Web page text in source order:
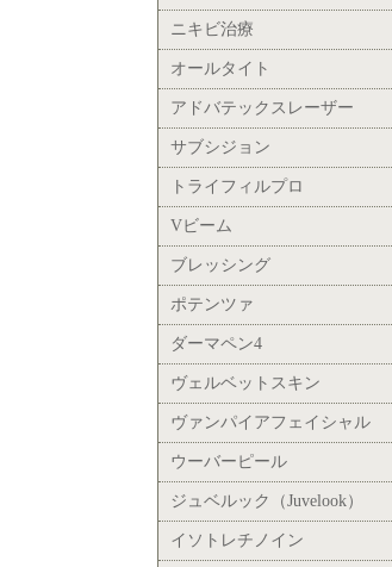
ニキビ治療
オールタイト
アドバテックスレーザー
サブシジョン
トライフィルプロ
Vビーム
ブレッシング
ポテンツァ
ダーマペン4
ヴェルベットスキン
ヴァンパイアフェイシャル
ウーバーピール
ジュベルック（Juvelook）
イソトレチノイン